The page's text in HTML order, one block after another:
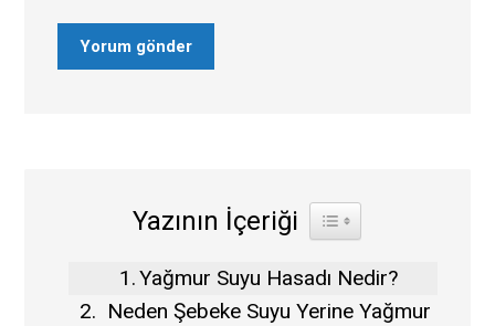
Yorum gönder
Yazının İçeriği Toggle Table of Content
Yağmur Suyu Hasadı Nedir?
Neden Şebeke Suyu Yerine Yağmur